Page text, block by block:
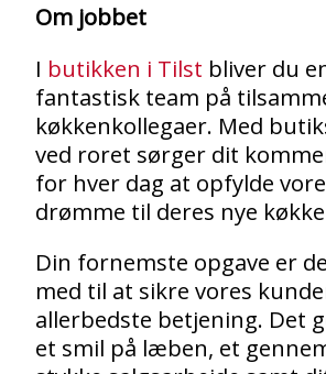
Om jobbet
I butikken i Tilst bliver du
fantastisk team på
køkkenkollegaer. Med
ved roret sørger dit
for hver dag at opfylde
drømme til deres nye
Din fornemste opgave er
med til at sikre vores
allerbedste betjening. Det
et smil på læben, et